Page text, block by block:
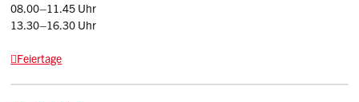
08.00–11.45 Uhr
13.30–16.30 Uhr
Feiertage